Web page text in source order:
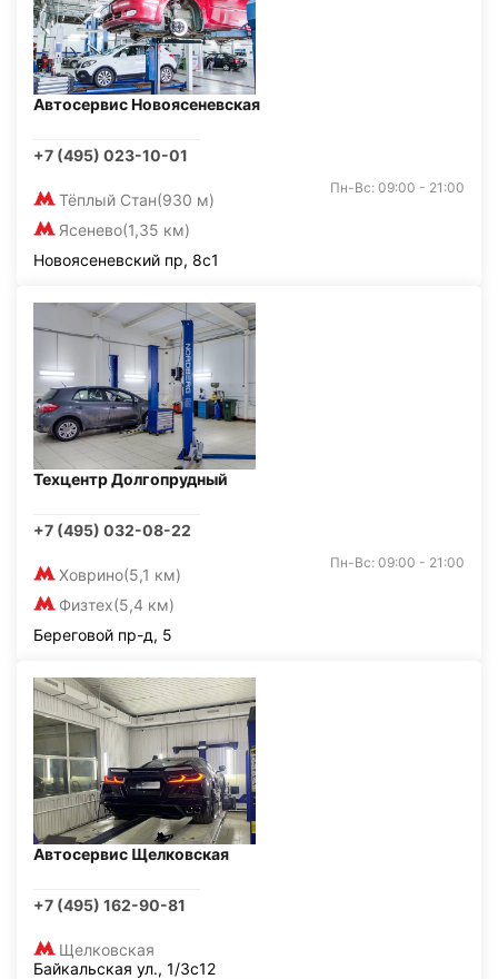
Автосервис Новоясеневская
+7 (495) 023-10-01
Тёплый Стан(930 м)
Ясенево(1,35 км)
Пн-Вс: 09:00 - 21:00
Новоясеневский пр, 8с1
Техцентр Долгопрудный
+7 (495) 032-08-22
Ховрино(5,1 км)
Физтех(5,4 км)
Пн-Вс: 09:00 - 21:00
Береговой пр-д, 5
Автосервис Щелковская
+7 (495) 162-90-81
Щелковская
Байкальская ул., 1/3с12